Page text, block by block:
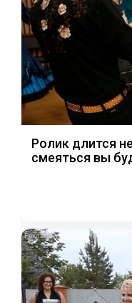
Ролик длится
смеяться вы